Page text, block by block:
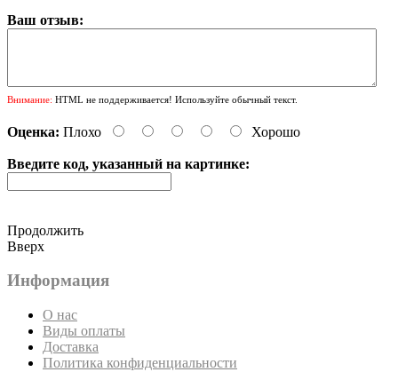
Ваш отзыв:
Внимание: HTML не поддерживается! Используйте обычный текст.
Оценка: Плохо Хорошо
Введите код, указанный на картинке:
Продолжить
Вверх
Информация
О нас
Виды оплаты
Доставка
Политика конфиденциальности